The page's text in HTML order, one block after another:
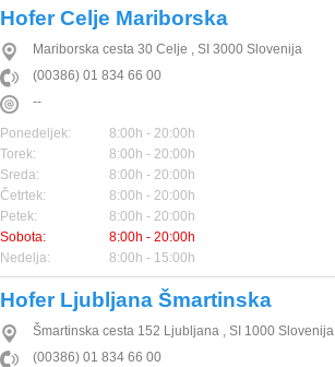
Hofer Celje Mariborska
Mariborska cesta 30 Celje , SI 3000 Slovenija
(00386) 01 834 66 00
--
Ponedeljek:
8:00h - 20:00h
Torek:
8:00h - 20:00h
Sreda:
8:00h - 20:00h
Četrtek:
8:00h - 20:00h
Petek:
8:00h - 20:00h
Sobota:
8:00h - 20:00h
Nedelja:
8:00h - 15:00h
Hofer Ljubljana Šmartinska
Šmartinska cesta 152 Ljubljana , SI 1000 Slovenija
(00386) 01 834 66 00